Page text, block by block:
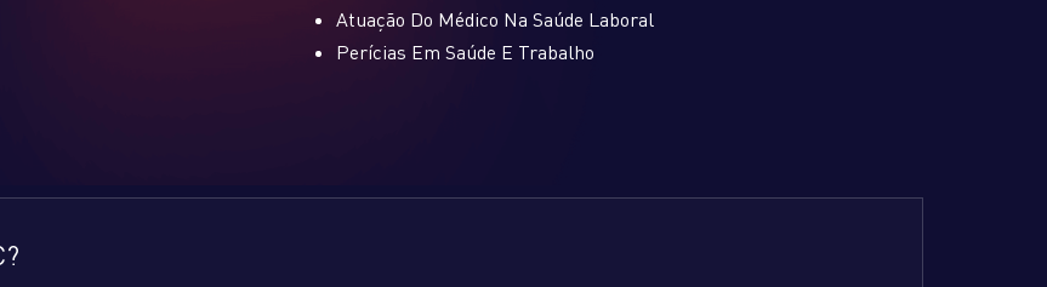
Atuação Do Médico Na Saúde Laboral
Perícias Em Saúde E Trabalho